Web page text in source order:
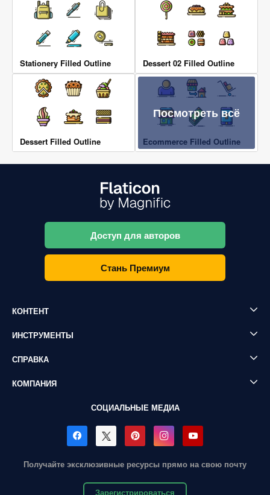
Stationery Filled Outline Dessert 02 Filled Outline
Dessert Filled Outline
Посмотреть всё
Ecommerce Filled Outline
Доступ для авторов
Стань Премиум
КОНТЕНТ
ИНСТРУМЕНТЫ
СПРАВКА
КОМПАНИЯ
СОЦИАЛЬНЫЕ МЕДИА
Получайте эксклюзивные ресурсы прямо на свою почту
Зарегистрироваться